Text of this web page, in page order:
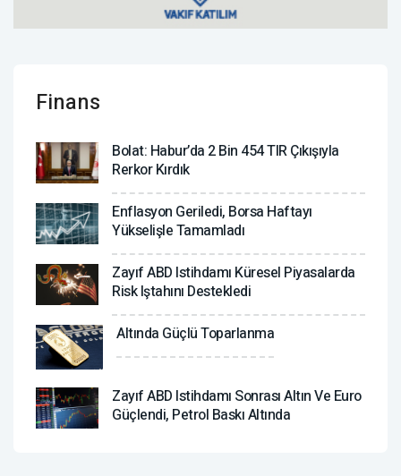
Finans
Bolat: Habur’da 2 Bin 454 TIR Çıkışıyla
Rerkor Kırdık
Enflasyon Geriledi, Borsa Haftayı
Yükselişle Tamamladı
Zayıf ABD Istihdamı Küresel Piyasalarda
Risk Iştahını Destekledi
Altında Güçlü Toparlanma
Zayıf ABD Istihdamı Sonrası Altın Ve Euro
Güçlendi, Petrol Baskı Altında